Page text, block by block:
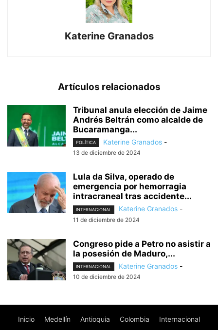
Katerine Granados
Artículos relacionados
Tribunal anula elección de Jaime
Andrés Beltrán como alcalde de
Bucaramanga...
POLÍTICA Katerine Granados -
13 de diciembre de 2024
Lula da Silva, operado de
emergencia por hemorragia
intracraneal tras accidente...
INTERNACIONAL Katerine Granados -
11 de diciembre de 2024
Congreso pide a Petro no asistir a
la posesión de Maduro,...
INTERNACIONAL Katerine Granados -
10 de diciembre de 2024
Inicio Medellín Antioquia Colombia Internacional